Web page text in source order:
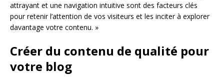
attrayant et une navigation intuitive sont des facteurs clés
pour retenir l’attention de vos visiteurs et les inciter à explorer
davantage votre contenu. »
Créer du contenu de qualité pour
votre blog